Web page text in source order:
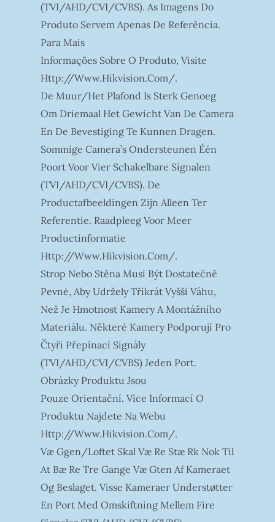
(TVI/AHD/CVI/CVBS). As Imagens Do
Produto Servem Apenas De Referência.
Para Mais
Informações Sobre O Produto, Visite
Http://www.hikvision.com/.
De Muur/het Plafond Is Sterk Genoeg
Om Driemaal Het Gewicht Van De Camera
En De Bevestiging Te Kunnen Dragen.
Sommige Camera’s Ondersteunen Één
Poort Voor Vier Schakelbare Signalen
(TVI/AHD/CVI/CVBS). De
Productafbeeldingen Zijn Alleen Ter
Referentie. Raadpleeg Voor Meer
Productinformatie
Http://www.hikvision.com/.
Strop Nebo Stěna Musí Být Dostatečně
Pevné, Aby Udržely Třikrát Vyšší Váhu,
Než Je Hmotnost Kamery A Montážního
Materiálu. Některé Kamery Podporují Pro
Čtyři Přepínací Signály
(TVI/AHD/CVI/CVBS) Jeden Port.
Obrázky Produktu Jsou
Pouze Orientační. Více Informací O
Produktu Najdete Na Webu
Http://www.hikvision.com/.
Væ Ggen/loftet Skal Væ Re Stæ Rk Nok Til
At Bæ Re Tre Gange Væ Gten Af Kameraet
Og Beslaget. Visse Kameraer Understøtter
En Port Med Omskiftning Mellem Fire